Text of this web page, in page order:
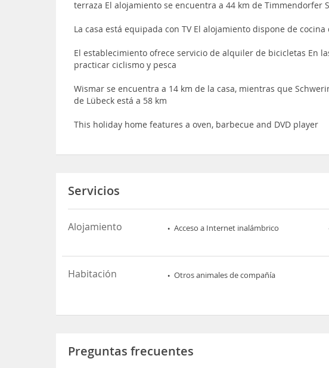
terraza El alojamiento se encuentra a 44 km de Timmendorfer
La casa está equipada con TV El alojamiento dispone de
El establecimiento ofrece servicio de alquiler de bicicletas En
practicar ciclismo y pesca
Wismar se encuentra a 14 km de la casa, mientras que
de Lübeck está a 58 km
This holiday home features a oven, barbecue and DVD player
Servicios
Alojamiento Acceso a Internet inalámbrico
Habitación Otros animales de compañía
Preguntas frecuentes